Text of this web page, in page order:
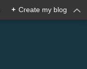
+ Create my blog